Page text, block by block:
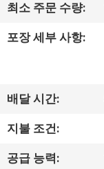
공
장
투
최소 주문 수량:
포장 세부 사항:
배달 시간:
지불 조건:
공급 능력: